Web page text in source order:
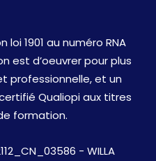
loi 1901 au numéro RNA
est d’oeuvrer pour plus
professionnelle, et un
Qualiopi aux titres
formation.
- WILLA